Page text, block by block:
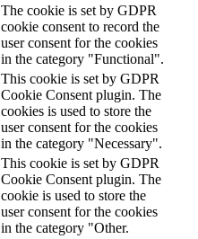
The cookie is set by GDPR
cookie consent to record the
user consent for the cookies
in the category "Functional".
This cookie is set by GDPR
Cookie Consent plugin. The
cookies is used to store the
user consent for the cookies
in the category "Necessary".
This cookie is set by GDPR
Cookie Consent plugin. The
cookie is used to store the
user consent for the cookies
in the category "Other.